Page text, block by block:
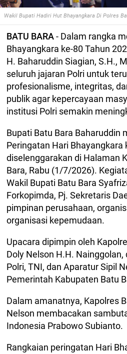
Wakil Bupati Hadiri Hut Bhayangkara Di Polres
BATU BARA- Dalam rangka
Bhayangkara ke-80 Tahun
H. Baharuddin Siagian, S.H.,
seluruh jajaran Polri untuk
profesionalisme, integritas,
publik agar kepercayaan
institusi Polri semakin
Bupati Batu Bara Baharuddin
Peringatan Hari Bhayangkara
diselenggarakan di Halaman
Bara, Rabu (1/7/2026).
Wakil Bupati Batu Bara
Forkopimda, Pj. Sekretaris
pimpinan perusahaan,
organisasi kepemudaan.
Upacara dipimpin oleh
Doly Nelson H.H. Nainggolan,
Polri, TNI, dan Aparatur Sipil
Pemerintah Kabupaten Batu
Dalam amanatnya, Kapolres
Nelson membacakan
Indonesia Prabowo Subianto.
Rangkaian peringatan Hari